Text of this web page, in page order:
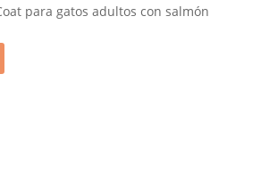
para gatos adultos con salmón